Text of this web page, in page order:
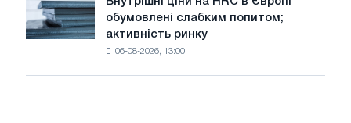
продовжують
зростати
здорового
Внутрішні
ціни
на
обумовлені слабким попитом;
активність ринку
06-08-2026, 13:00